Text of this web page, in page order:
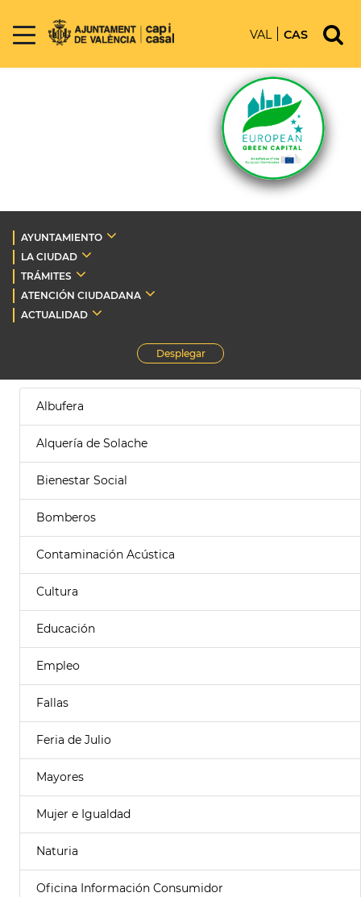
VAL CAS
AYUNTAMIENTO
LA CIUDAD
TRÁMITES
ATENCIÓN CIUDADANA
ACTUALIDAD
Desplegar
Albufera
Alquería de Solache
Bienestar Social
Bomberos
Contaminación Acústica
Cultura
Educación
Empleo
Fallas
Feria de Julio
Mayores
Mujer e Igualdad
Naturia
Oficina Información Consumidor